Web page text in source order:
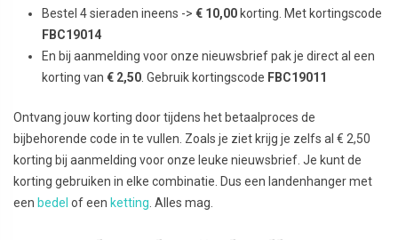
Bestel 4 sieraden ineens -> € 10,00 korting. Met kortingscode
FBC19014
En bij aanmelding voor onze nieuwsbrief pak je direct al een
korting van € 2,50 . Gebruik kortingscode FBC19011
Ontvang jouw korting door tijdens het betaalproces de
bijbehorende code in te vullen. Zoals je ziet krijg je zelfs al € 2,50
korting bij aanmelding voor onze leuke nieuwsbrief. Je kunt de
korting gebruiken in elke combinatie. Dus een landenhanger met
een bedel of een ketting . Alles mag.